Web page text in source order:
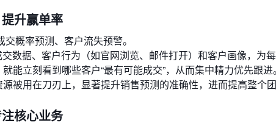
升赢单率
概率预测、客户流失预警。
数据、客户行为（如官网浏览、邮件打开）和客户画像，为
能立刻看到哪些客户“最有可能成交”，从而集中精力优先跟进。
被用在刀刃上，显著提升销售预测的准确性，进而提高整个团
核心业务